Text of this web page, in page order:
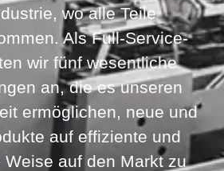
wo alle Teile
Als Full-Service-
wir fünf wesentliche
an, die es unseren
ermöglichen, neue und
auf effiziente und
auf den Markt zu